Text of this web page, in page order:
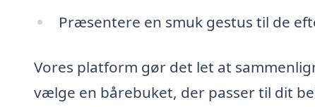
Præsentere en smuk gestus til de
Vores platform gør det let at
vælge en bårebuket, der passer til dit